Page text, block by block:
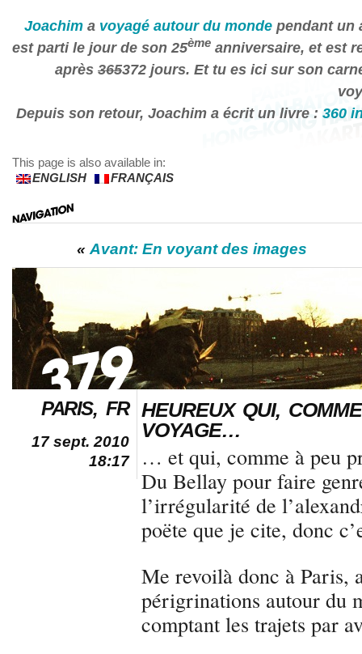
Joachim a voyagé autour du monde pendant un
est parti le jour de son 25ème anniversaire, et est
après 365372 jours. Et tu es ici sur son
Depuis son retour, Joachim a écrit un livre : 360
This page is also available in:
ENGLISH
FRANÇAIS
« Avant: En voyant des images
PARIS, FR
17 sept. 2010
18:17
HEUREUX QUI,
VOYAGE…
… et qui, comme à peu
Du Bellay pour faire
l’irrégularité de
poëte que je cite, donc
Me revoilà donc à Paris,
périgrinations autour du
comptant les trajets par